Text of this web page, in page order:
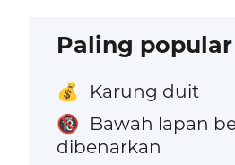
Paling popular
💰 Karung duit
🔞
Bawah lapan
dibenarkan